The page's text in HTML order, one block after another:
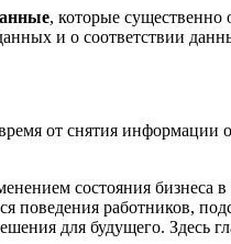
, которые существенно
и о соответствии
от снятия
состояния бизнеса
поведения работников,
для будущего.